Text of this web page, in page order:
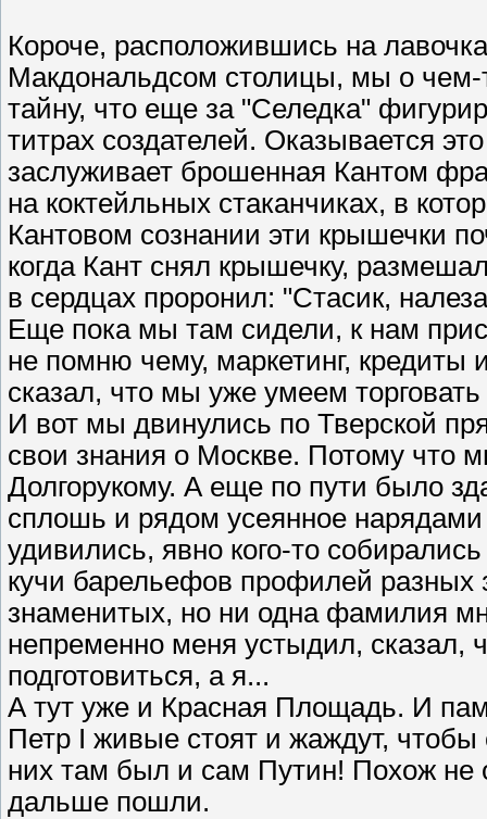
Короче, расположившись на
Макдональдсом столицы, мы о
тайну, что еще за "Селедка"
титрах создателей. Оказывается
заслуживает брошенная Кантом
на коктейльных стаканчиках, в
Кантовом сознании эти крышечки
когда Кант снял крышечку,
в сердцах проронил: "Стасик,
Еще пока мы там сидели, к нам
не помню чему, маркетинг, кредиты
сказал, что мы уже умеем
И вот мы двинулись по Тверской
свои знания о Москве. Потому
Долгорукому. А еще по пути было
сплошь и рядом усеянное
удивились, явно кого-то
кучи барельефов профилей
знаменитых, но ни одна фамилия
непременно меня устыдил, сказал,
подготовиться, а я...
А тут уже и Красная Площадь. И
Петр I живые стоят и жаждут,
них там был и сам Путин! Похож
дальше пошли.